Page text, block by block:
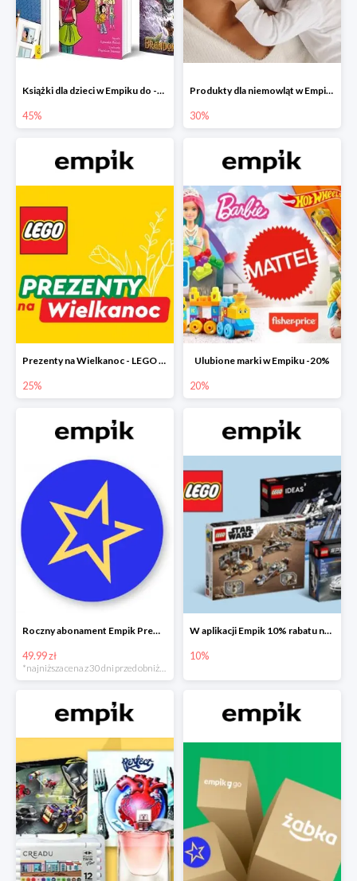
Książki dla dzieci w Empiku do -45%
45%
Produkty dla niemowląt w Empiku do -30%
30%
Prezenty na Wielkanoc - LEGO w Empiku do -25%
25%
Ulubione marki w Empiku -20%
20%
Roczny abonament Empik Premium w super cenie
49.99 zł
*najniższa cena z 30 dni przed obniżką
W aplikacji Empik 10% rabatu na klocki LEGO
10%